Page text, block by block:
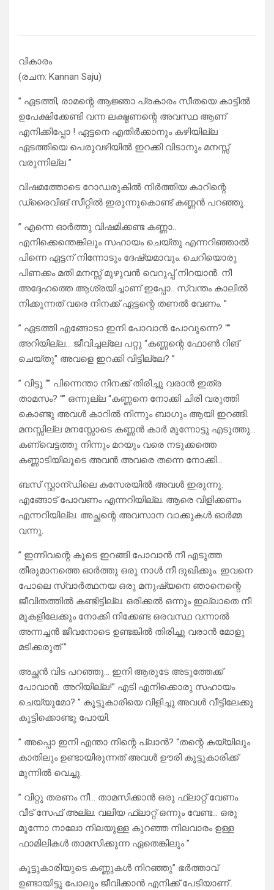
വികാരം
(രചന: Kannan Saju)
” ഏടത്തി, രാമന്റെ ആജ്ഞാ പ്രകാരം സീതയെ കാട്ടിൽ
ഉപേക്ഷിക്കേണ്ടി വന്ന ലക്ഷ്മണന്റെ അവസ്ഥ ആണ്
എനിക്കിപ്പോ ! ഏട്ടനെ എതിർക്കാനും കഴിയില്ല
ഏടത്തിയെ പെരുവഴിയിൽ ഇറക്കി വിടാനും മനസ്സ്
വരുന്നില്ല ”
വിഷമത്തോടെ റോഡരുകിൽ നിർത്തിയ കാറിന്റെ
ഡ്രൈവിങ് സീറ്റിൽ ഇരുന്നുകൊണ്ട് കണ്ണൻ പറഞ്ഞു.
” എന്നെ ഓർത്തു വിഷമിക്കണ്ട കണ്ണാ..
എനിക്കെന്തെങ്കിലും സഹായം ചെയ്തു എന്നറിഞ്ഞാൽ
പിന്നെ ഏട്ടന് നിന്നോടും ദേഷ്യമാവും. ചെറിയൊരു
പിണക്കം മതി മനസ്സ് മുഴുവൻ വെറുപ്പ്‌ നിറയാൻ. നീ
അദ്ദേഹത്തെ ആശ്രയിച്ചാണ് ഇപ്പോ.. സ്വന്തം കാലിൽ
നിക്കുന്നത് വരെ നിനക്ക് ഏട്ടന്റെ തണൽ വേണം. ”
” ഏടത്തി എങ്ങോടാ ഇനി പോവാൻ പോവുന്നെ? “”
അറിയില്ല… ജീവിച്ചല്ലേ പറ്റു “കണ്ണന്റെ ഫോൺ റിങ്
ചെയ്തു” അവളെ ഇറക്കി വിട്ടില്ലേ? ”
” വിട്ടു “” പിന്നെന്താ നിനക്ക് തിരിച്ചു വരാൻ ഇത്ര
താമസം? “” ഒന്നുല്ല “കണ്ണനെ നോക്കി ചിരി വരുത്തി
കൊണ്ടു അവൾ കാറിൽ നിന്നും ബാഗും ആയി ഇറങ്ങി.
മനസ്സില്ല മനസ്സോടെ കണ്ണൻ കാർ മുന്നോട്ടു എടുത്തു…
കണ്വെട്ടത്തു നിന്നും മറയും വരെ നടുക്കത്തെ
കണ്ണാടിയിലൂടെ അവൻ അവരെ തന്നെ നോക്കി…
ബസ് സ്റ്റാന്ഡിലെ കസേരയിൽ അവൾ ഇരുന്നു.
എങ്ങോട് പോവണം എന്നറിയില്ല. ആരെ വിളിക്കണം
എന്നറിയില്ല. അച്ഛന്റെ അവസാന വാക്കുകൾ ഓർമ്മ
വന്നു.
” ഇന്നിവന്റെ കൂടെ ഇറങ്ങി പോവാൻ നീ എടുത്ത
തീരുമാനത്തെ ഓർത്തു ഒരു നാൾ നീ ദുഖിക്കും. ഇവനെ
പോലെ സ്വാർത്ഥനയ ഒരു മനുഷ്യനെ ഞാനെന്റെ
ജീവിതത്തിൽ കണ്ടിട്ടില്ല. ഒരിക്കൽ ഒന്നും ഇല്ലാതെ നീ
മുകളിലേക്കും നോക്കി നിക്കേണ്ട ഒരവസ്ഥ വന്നാൽ
അന്നച്ചൻ ജീവനോടെ ഉണ്ടങ്കിൽ തിരിച്ചു വരാൻ മോളു
മടിക്കരുത് ”
അച്ഛൻ വിട പറഞ്ഞു… ഇനി ആരുടേ അടുത്തേക്ക്
പോവാൻ. അറിയില്ല!” എടി എനിക്കൊരു സഹായം
ചെയ്യുമോ? ” കൂട്ടുകാരിയെ വിളിച്ചു.അവൾ വീട്ടിലേക്കു
കൂട്ടിക്കൊണ്ടു പോയി.
” അപ്പൊ ഇനി എന്താ നിന്റെ പ്ലാൻ? “തന്റെ കയ്യിലും
കാതിലും ഉണ്ടായിരുന്നത് അവൾ ഊരി കൂട്ടുകാരിക്ക്
മുന്നിൽ വെച്ചു.
” വിറ്റു തരണം നീ… താമസിക്കാൻ ഒരു ഫ്ലാറ്റ് വേണം.
വീട് സേഫ് അല്ല. വലിയ ഫ്ലാറ്റ് ഒന്നും വേണ്ട… ഒരു
മൂന്നോ നാലോ നിലയുള്ള കുറഞ്ഞ നിലവാരം ഉള്ള
ഫാമിലികൾ താമസിക്കുന്ന ഏതെങ്കിലും ”
കൂട്ടുകാരിയുടെ കണ്ണുകൾ നിറഞ്ഞു” ഭർത്താവ്
ഉണ്ടായിട്ടു പോലും ജീവിക്കാൻ എനിക്ക് പേടിയാണ്..